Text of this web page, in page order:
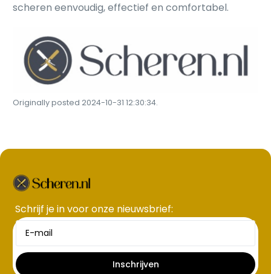
scheren eenvoudig, effectief en comfortabel.
Originally posted 2024-10-31 12:30:34.
Schrijf je in voor onze nieuwsbrief​:
Inschrijven